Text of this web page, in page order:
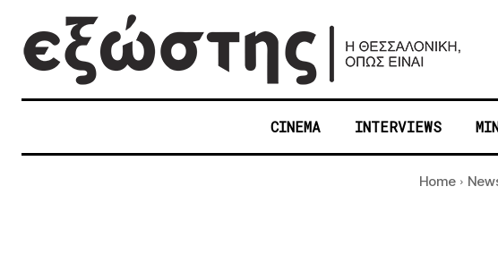
CINEMA INTERVIEWS
Home